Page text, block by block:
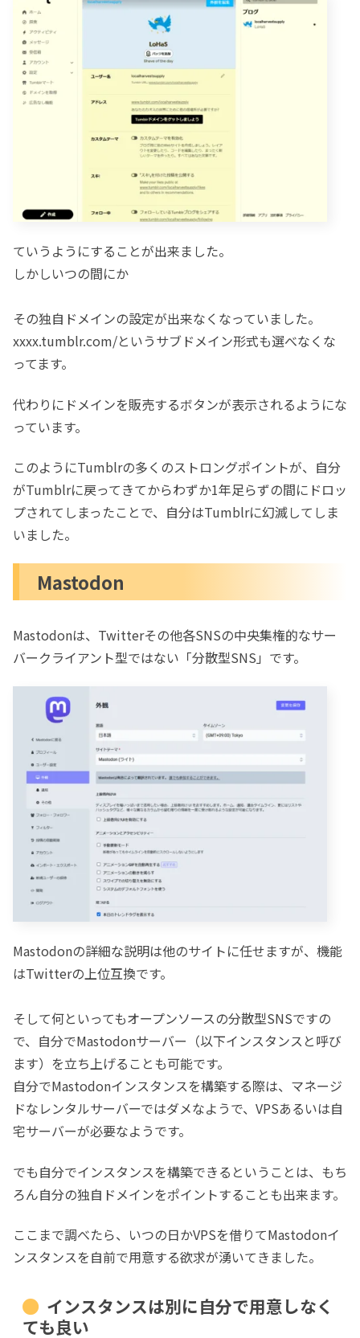
ていうようにすることが出来ました。
しかしいつの間にか
その独自ドメインの設定が出来なくなっていました。
xxxx.tumblr.com/というサブドメイン形式も選べなくな
ってます。
代わりにドメインを販売するボタンが表示されるようにな
っています。
このようにTumblrの多くのストロングポイントが、自分
がTumblrに戻ってきてからわずか1年足らずの間にドロッ
プされてしまったことで、自分はTumblrに幻滅してしま
いました。
Mastodon
Mastodonは、Twitterその他各SNSの中央集権的なサー
バークライアント型ではない「分散型SNS」です。
Mastodonの詳細な説明は他のサイトに任せますが、機能
はTwitterの上位互換です。
そして何といってもオープンソースの分散型SNSですの
で、自分でMastodonサーバー（以下インスタンスと呼び
ます）を立ち上げることも可能です。
自分でMastodonインスタンスを構築する際は、マネージ
ドなレンタルサーバーではダメなようで、VPSあるいは自
宅サーバーが必要なようです。
でも自分でインスタンスを構築できるということは、もち
ろん自分の独自ドメインをポイントすることも出来ます。
ここまで調べたら、いつの日かVPSを借りてMastodonイ
ンスタンスを自前で用意する欲求が湧いてきました。
インスタンスは別に自分で用意しなく
ても良い